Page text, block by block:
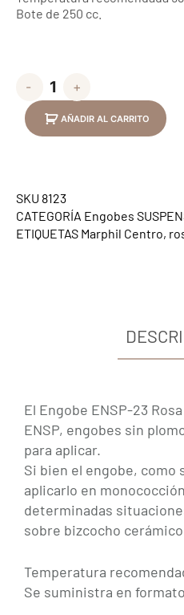
Bote de 250 cc.
- +
AÑADIR AL CARRITO
SKU 8123
CATEGORÍA Engobes
ETIQUETAS Marphil Centro,
El Engobe ENSP-23
ENSP, engobes sin
para aplicar.
Si bien el engobe, como
aplicarlo en
determinadas
sobre bizcocho
Temperatura
Se suministra en